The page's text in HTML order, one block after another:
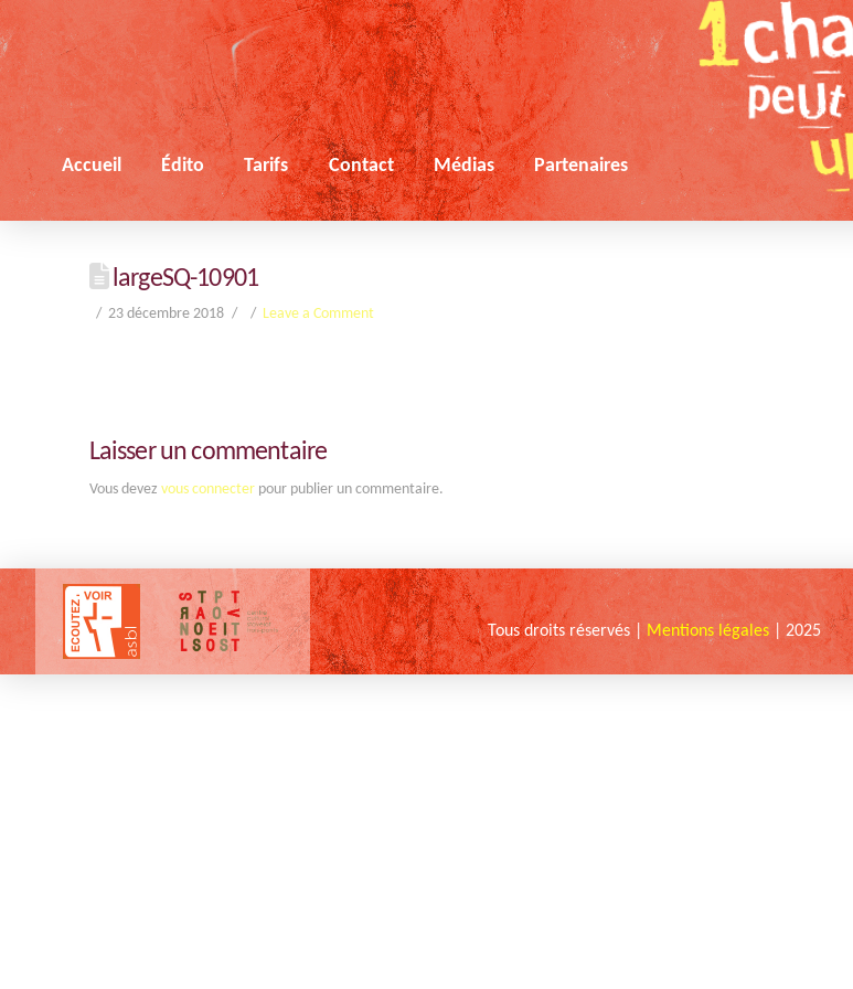
Accueil Édito Tarifs Contact Médias Partenaires
largeSQ-10901
23 décembre 2018 Leave a Comment
Laisser un commentaire
Vous devez vous connecterpour publier un commentaire.
Tous droits réservés | Mentions légales | 2025